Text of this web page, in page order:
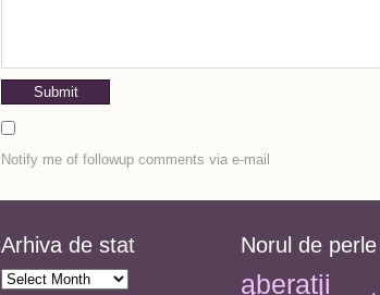
Notify me of followup comments via e-mail
Arhiva de stat
Arhiva
de
Norul de perle
aberatii